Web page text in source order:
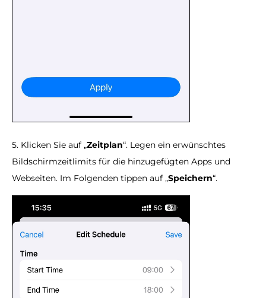
5. Klicken Sie auf „Zeitplan“. Legen ein erwünschtes
Bildschirmzeitlimits für die hinzugefügten Apps und
Webseiten. Im Folgenden tippen auf „Speichern“.